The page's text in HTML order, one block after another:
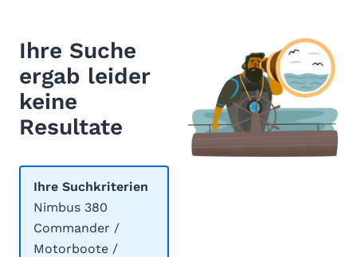
Ihre Suche
ergab leider
keine
Resultate
Ihre Suchkriterien
Nimbus 380
Commander /
Motorboote /